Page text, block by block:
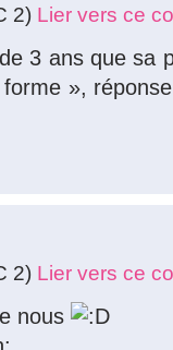
2) Lier vers ce
3 ans que sa
forme »,
2) Lier vers ce
nous